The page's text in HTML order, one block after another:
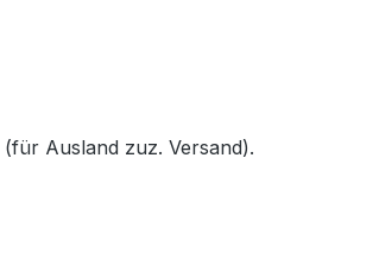
(für Ausland zuz. Versand).